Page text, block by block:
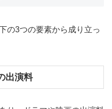
の3つの要素から成り立っ
出演料